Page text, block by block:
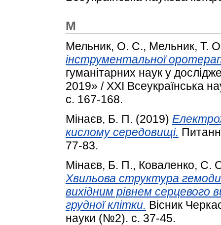
М
Мельник, О. С., Мельник, Т.
інструментальної
гуманітарних наук у
2019» / XXІ Всеукраїнська
с. 167-168.
Мінаєв, Б. П. (2019)
кислому середовищі.
77-83.
Мінаєв, Б. П., Коваленко, С.
Хвильова структура
вихідним рівнем серцевого
грудної клітки. Вісник
науки (№2). с. 37-45.